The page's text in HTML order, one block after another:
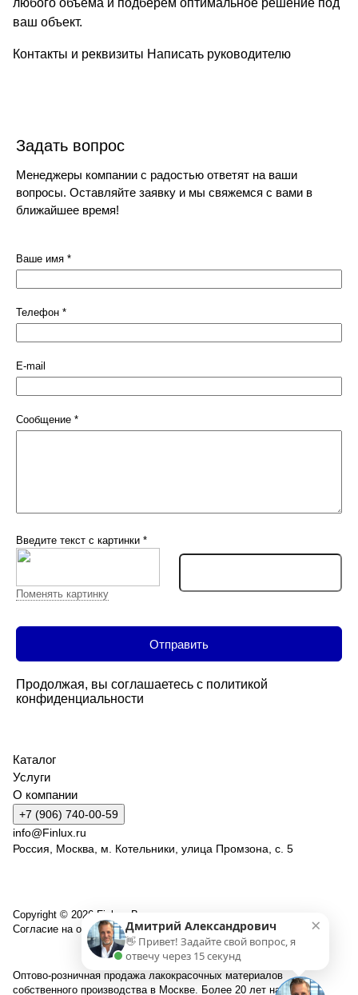
любого объёма и подберём оптимальное решение под
ваш объект.
Контакты и реквизиты Написать руководителю
Задать вопрос
Менеджеры компании с радостью ответят на ваши
вопросы. Оставляйте заявку и мы свяжемся с вами в
ближайшее время!
Ваше имя *
Телефон *
E-mail
Сообщение *
Введите текст с картинки *
Поменять картинку
Продолжая, вы соглашаетесь с политикой
конфиденциальности
Каталог
Услуги
О компании
+7 (906) 740-00-59
info@Finlux.ru
Россия, Москва, м. Котельники, улица Промзона, с. 5
Copyright © 2026 Finlux. Все права защищены.
Согласие на обработку персональных данных
Оптово-розничная продажа лакокрасочных материалов
собственного производства в Москве. Более 20 лет на рынке.
×
Дмитрий Александрович
👋 Привет! Задайте свой вопрос, я
отвечу через 15 секунд